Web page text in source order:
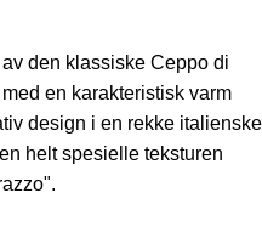
den klassiske Ceppo di
en karakteristisk varm
design i en rekke italienske
helt spesielle teksturen